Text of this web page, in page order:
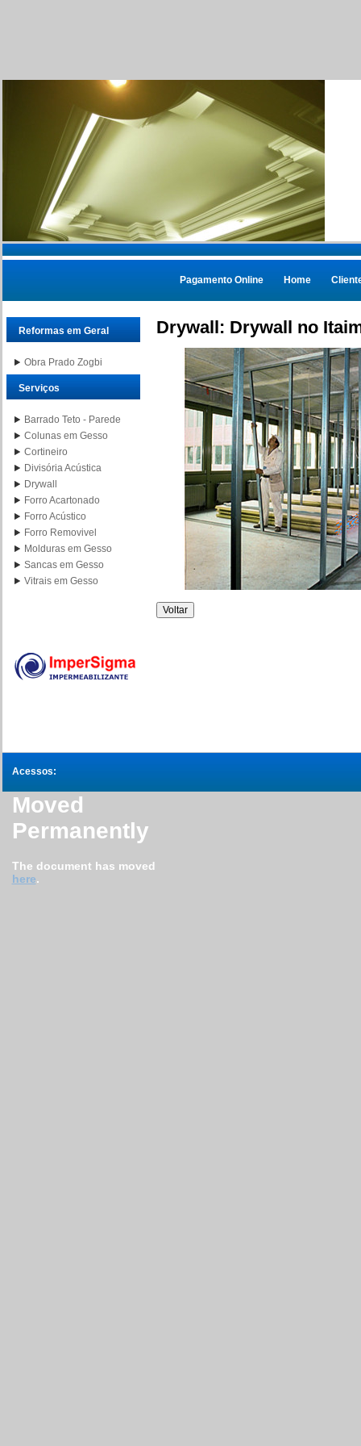
Pagamento Online Home
Reformas em Geral
Obra Prado Zogbi
Serviços
Barrado Teto - Parede
Colunas em Gesso
Cortineiro
Divisória Acústica
Drywall
Forro Acartonado
Forro Acústico
Forro Removivel
Molduras em Gesso
Sancas em Gesso
Vitrais em Gesso
Drywall: Drywall no
Acessos:
Moved
Permanently
The document has moved
here.